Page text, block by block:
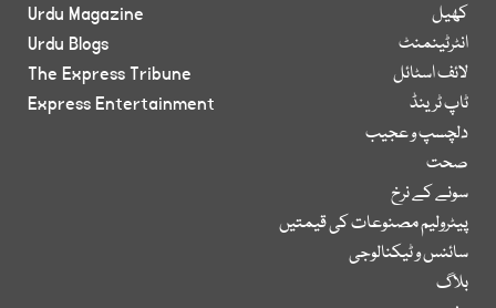
کھیل
انٹرٹینمنٹ
لائف اسٹائل
ٹاپ ٹرینڈ
دلچسپ و عجیب
صحت
سونے کے نرخ
پیٹرولیم مصنوعات کی قیمتیں
سائنس و ٹیکنالوجی
بلاگ
Urdu Magazine
Urdu Blogs
The Express Tribune
Express Entertainment